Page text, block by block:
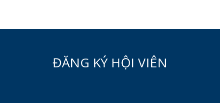
ĐĂNG KÝ HỘI VIÊN